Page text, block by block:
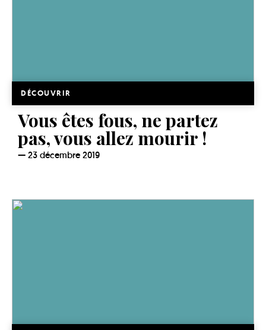
DÉCOUVRIR
Vous êtes fous, ne partez
pas, vous allez mourir !
23 décembre 2019